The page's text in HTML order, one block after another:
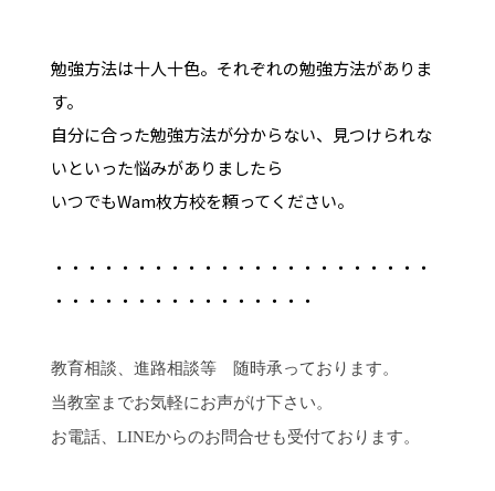
勉強方法は十人十色。それぞれの勉強方法がありま
す。
自分に合った勉強方法が分からない、見つけられな
いといった悩みがありましたら
いつでもWam枚方校を頼ってください。
・・・・・・・・・・・・・・・・・・・・・・・
・・・・・・・・・・・・・・・・
教育相談、進路相談等 随時承っております。
当教室までお気軽にお声がけ下さい。
お電話、LINEからのお問合せも受付ております。